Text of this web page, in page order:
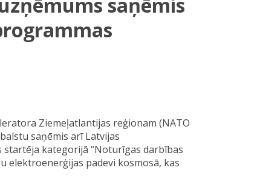
saņēmis
Ziemeļatlantijas reģionam (NATO
saņēmis arī Latvijas
startēja kategorijā “Noturīgas darbības
elektroenerģijas padevi kosmosā, kas